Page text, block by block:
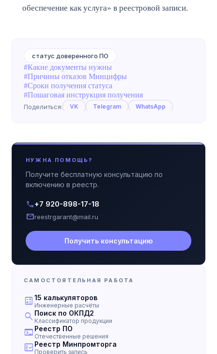
обеспечение как услуга» в реестровой записи.
статус доверенного ПО
#Какие документы нужны
#Причины отказов Минцифры
#Сроки получения статуса
#Пошаговая инструкция получения
Поделиться: VK Telegram WhatsApp
НУЖНА ПОМОЩЬ?
Получите бесплатную консультацию по
включению в реестр.
call+7 920-898-17-18
mailreestrgarant@mail.ru
Получить консультацию
САМОСТОЯТЕЛЬНАЯ РАБОТА
calculate 15 калькуляторов
Инженерные расчёты
search Поиск по ОКПД2
Классификатор продукции
terminal Реестр ПО
Отечественные решения
fact_check Реестр Минпромторга
Проверить запись